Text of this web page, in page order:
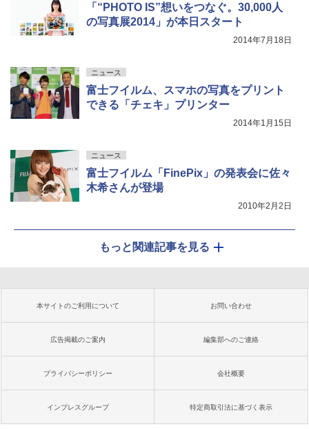
「“PHOTO IS”想いをつなぐ。30,000人
の写真展2014」が本日スタート
2014年7月18日
ニュース
富士フイルム、スマホの写真をプリント
できる「チェキ」プリンター
2014年1月15日
ニュース
富士フイルム「FinePix」の発表会に佐々
木希さんが登場
2010年2月2日
もっと関連記事を見る
本サイトのご利用について お問い合わせ
広告掲載のご案内 編集部へのご連絡
プライバシーポリシー 会社概要
インプレスグループ 特定商取引法に基づく表示